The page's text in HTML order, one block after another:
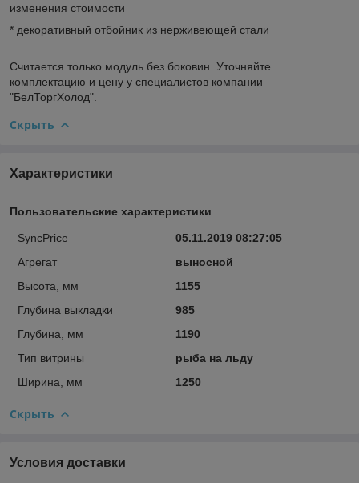
изменения стоимости
* декоративный отбойник из нерживеющей стали
Считается только модуль без боковин. Уточняйте
комплектацию и цену у специалистов компании
"БелТоргХолод".
Скрыть
Характеристики
Пользовательские характеристики
SyncPrice
05.11.2019 08:27:05
Агрегат
выносной
Высота, мм
1155
Глубина выкладки
985
Глубина, мм
1190
Тип витрины
рыба на льду
Ширина, мм
1250
Скрыть
Условия доставки